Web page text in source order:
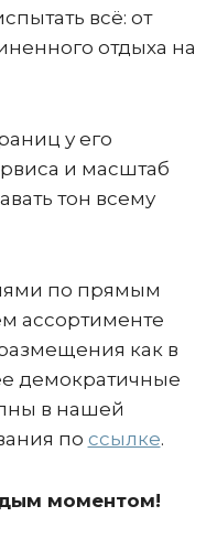
всё: от
отдыха на
у его
и масштаб
тон всему
по прямым
ассортименте
как в
демократичные
в нашей
по ссылке.
моментом!